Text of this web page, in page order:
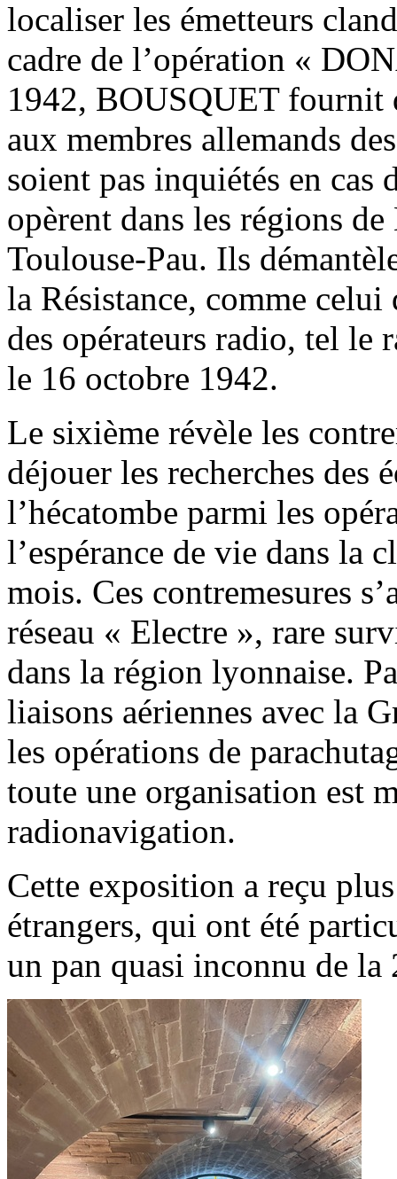
localiser les émetteurs
cadre de l’opération «
1942, BOUSQUET fournit
aux membres allemands
soient pas inquiétés en cas
opèrent dans les régions
Toulouse-Pau. Ils
la Résistance, comme
des opérateurs radio, tel le
le 16 octobre 1942.
Le sixième révèle les
déjouer les recherches des
l’hécatombe parmi les
l’espérance de vie dans la
mois. Ces contremesures
réseau « Electre », rare
dans la région lyonnaise.
liaisons aériennes avec la
les opérations de
toute une organisation est
radionavigation.
Cette exposition a reçu
étrangers, qui ont été
un pan quasi inconnu de la